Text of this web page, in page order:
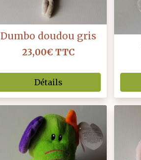
Dumbo doudou gris
23,00€ TTC
Détails